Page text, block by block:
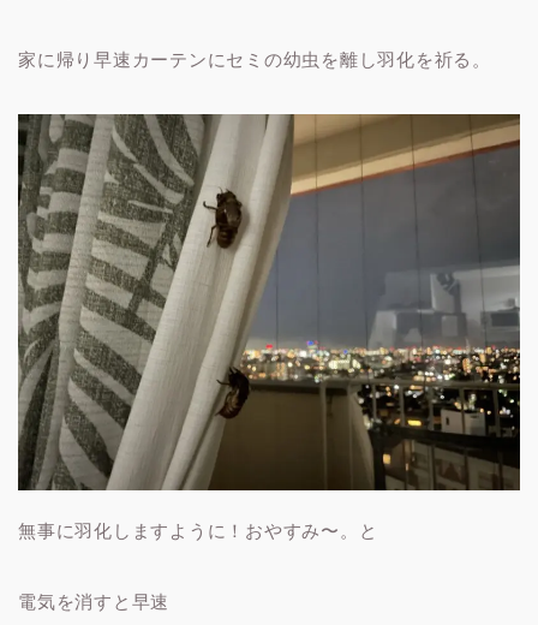
家に帰り早速カーテンにセミの幼虫を離し羽化を祈る。
無事に羽化しますように！おやすみ〜。と
電気を消すと早速